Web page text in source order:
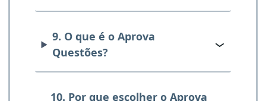
9. O que é o Aprova
Questões?
10. Por que escolher o Aprova